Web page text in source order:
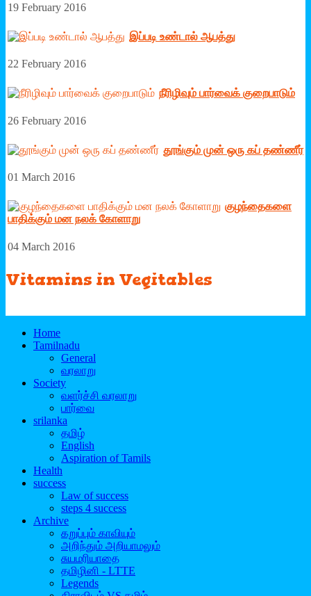
19 February 2016
இப்படி உண்டால் ஆபத்து
22 February 2016
நீரிழிவும் பார்வைக் குறைபாடும்
26 February 2016
தூங்கும் முன் ஒரு கப் தண்ணீர்
01 March 2016
குழந்தைகளை
பாதிக்கும் மன நலக் கோளாறு
04 March 2016
Vitamins in Vegitables
Home
Tamilnadu
General
வரலாறு
Society
வளர்ச்சி வரலாறு
பார்வை
srilanka
தமிழ்
English
Aspiration of Tamils
Health
success
Law of success
steps 4 success
Archive
கறுப்பும் காவியும்
அறிந்தும் அறியாமலும்
சுயமரியாதை
தமிழினி - LTTE
Legends